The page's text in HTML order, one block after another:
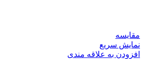
مقايسه
نمایش سریع
افزودن به علاقه مندی